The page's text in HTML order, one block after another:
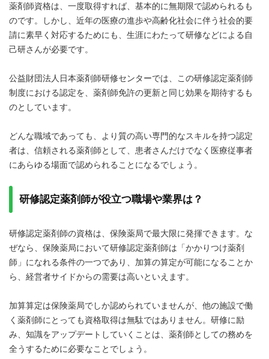
薬剤師資格は、一度取得すれば、基本的に無期限で認められるも
のです。しかし、近年の医療の進歩や高齢化社会に伴う社会的要
請に素早く対応するためにも、生涯にわたって研修などによる自
己研さんが必要です。
公益財団法人日本薬剤師研修センターでは、この研修認定薬剤師
制度における認定を、薬剤師免許の更新と同じ効果を期待するも
のとしています。
どんな職域であっても、より質の高い専門的なスキルを持つ認定
者は、信頼される薬剤師として、患者さんだけでなく医療従事者
にあらゆる場面で認められることになるでしょう。
研修認定薬剤師が役立つ職場や業界は？
研修認定薬剤師の資格は、保険薬局で最大限に発揮できます。な
ぜなら、保険薬局において研修認定薬剤師は「かかりつけ薬剤
師」になれる条件の一つであり、加算の算定が可能になることか
ら、経営者サイドからの需要は高いといえます。
加算算定は保険薬局でしか認められていませんが、他の施設で働
く薬剤師にとっても資格取得は無駄ではありません。研修に励
み、知識をアップデートしていくことは、薬剤師としての務めを
全うするために必要なことでしょう。